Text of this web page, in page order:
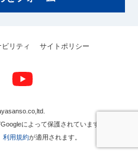
リティ サイトポリシー
によって保護されています。
利用規約が適用されます。